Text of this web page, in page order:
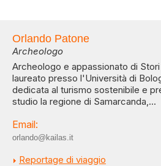
Orlando Patone
Archeologo
Archeologo e appassionato di
laureato presso l'Università di
dedicata al turismo sostenibile e
studio la regione di Samarcanda,...
Email:
orlando@kailas.it
Reportage di viaggio